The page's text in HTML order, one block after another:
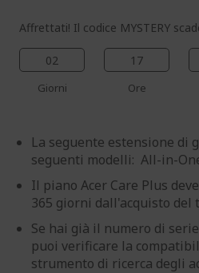
Affrettati! Il codice MYSTERY
02
Giorni
17
Ore
La seguente estensione di
seguenti modelli: All-in-
Il piano Acer Care Plus
365 giorni dall'acquisto del
Se hai già il numero di
puoi verificare la
strumento di ricerca degli